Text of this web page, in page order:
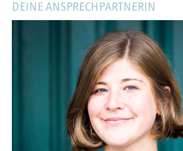
DEINE ANSPRECHPARTNERIN